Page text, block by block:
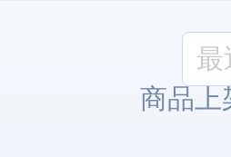
商品上